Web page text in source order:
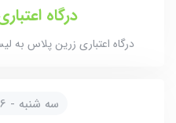
درگاه
درگاه اعتباری زرین پلاس به
سه شنبه - 06 خرداد 1404